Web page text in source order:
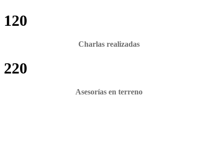
120
Charlas realizadas
220
Asesorías en terreno